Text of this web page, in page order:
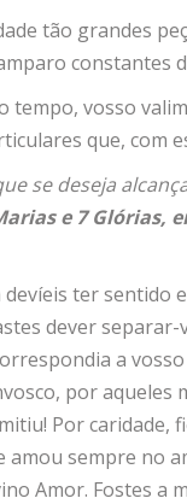
tão grandes
constantes
tempo, vosso
que, com
se deseja
e 7
ter sentido
dever
a
por aqueles
Por caridade,
amou sempre no
Amor. Fostes